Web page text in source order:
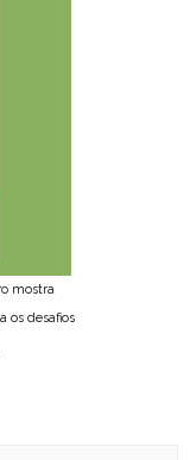
mostra
os desafios